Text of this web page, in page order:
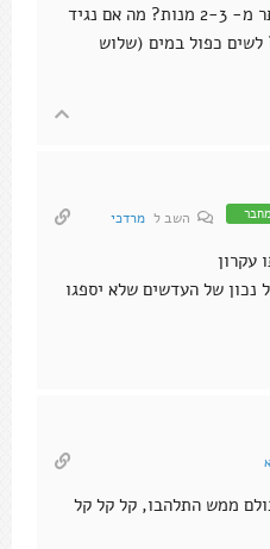
מה אם אני רוצה לעשות יותר מ- 2-3 מנות? מה אם נגיד
ב- 4-6 מנות? לשים כפול במים (שלוש
מחבר השב ל מרדכי
עקרון
נכון של העדשים שלא יספגו
א
ממש התלהבו, קל קל קל